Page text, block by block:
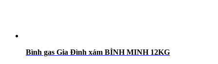
Bình gas Gia Đình xám BÌNH MINH 12KG